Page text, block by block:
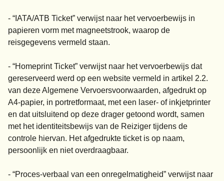
- “IATA/ATB Ticket” verwijst naar het vervoerbewijs in
papieren vorm met magneetstrook, waarop de
reisgegevens vermeld staan.
- “Homeprint Ticket” verwijst naar het vervoerbewijs dat
gereserveerd werd op een website vermeld in artikel 2.2.
van deze Algemene Vervoersvoorwaarden, afgedrukt op
A4-papier, in portretformaat, met een laser- of inkjetprinter
en dat uitsluitend op deze drager getoond wordt, samen
met het identiteitsbewijs van de Reiziger tijdens de
controle hiervan. Het afgedrukte ticket is op naam,
persoonlijk en niet overdraagbaar.
- “Proces-verbaal van een onregelmatigheid” verwijst naar